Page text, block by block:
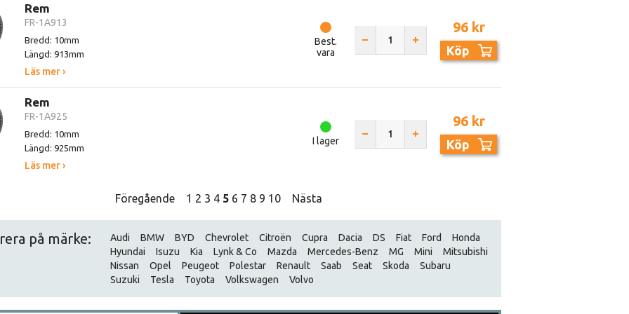
Rem
FR-1A913
Bredd: 10mm
Längd: 913mm
Läs mer ›
Best.
vara
96 kr
Köp
Rem
FR-1A925
Bredd: 10mm
Längd: 925mm
Läs mer ›
I lager
96 kr
Köp
Föregående 1 2 3 4 5 6 7 8 9 10 Nästa
på märke: Audi BMW BYD Chevrolet Citroën Cupra Dacia DS Fiat Ford
Honda
Hyundai
Isuzu Kia Lynk & Co Mazda Mercedes-Benz MG Mini
Mitsubishi
Nissan
Opel Peugeot Polestar Renault Saab Seat Skoda
Subaru
Suzuki
Tesla Toyota Volkswagen Volvo